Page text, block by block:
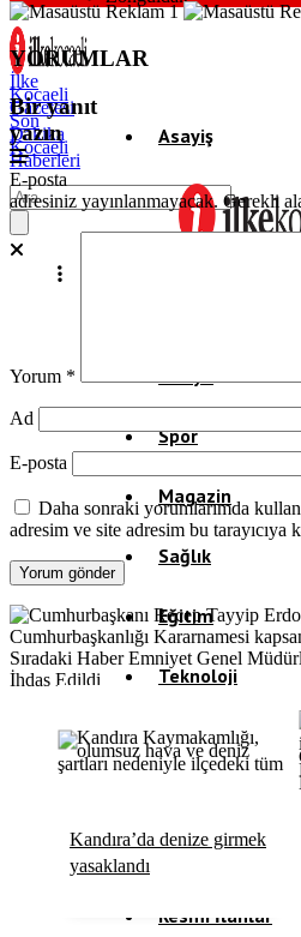
İlke
Kocaeli
Gazetesi
Son
Dakika
Kocaeli
Haberleri
Asayiş
Gündem
Dünya
Spor
Magazin
Sağlık
Eğitim
Teknoloji
Köşe Yazıları
Röportaj
Resmi İlanlar
YORUMLAR
Bir yanıt
yazın
E-posta
adresiniz yayınlanmayacak. Gerekli
Yorum *
Ad
E-posta
Daha sonraki yorumlarımda
adresim ve site adresim bu tarayıcıya
Sıradaki Haber Emniyet Genel
İhdas Edildi
Kandıra’da denize girmek
yasaklandı